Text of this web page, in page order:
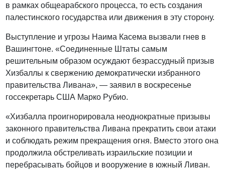
в рамках общеарабского процесса, то есть создания
палестинского государства или движения в эту сторону.
Выступление и угрозы Наима Касема вызвали гнев в
Вашингтоне. «Соединенные Штаты самым
решительным образом осуждают безрассудный призыв
Хизбаллы к свержению демократически избранного
правительства Ливана», — заявил в воскресенье
госсекретарь США Марко Рубио.
«Хизбалла проигнорировала неоднократные призывы
законного правительства Ливана прекратить свои атаки
и соблюдать режим прекращения огня. Вместо этого она
продолжила обстреливать израильские позиции и
перебрасывать бойцов и вооружение в южный Ливан.